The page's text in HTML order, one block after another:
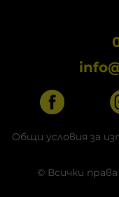
Общи условия за
© Всички